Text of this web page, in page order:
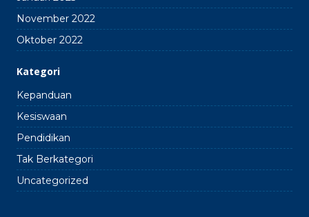
November 2022
Oktober 2022
Kategori
Kepanduan
Kesiswaan
Pendidikan
Tak Berkategori
Uncategorized